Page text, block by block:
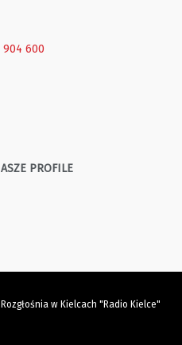
904 600
PROFILE
w Kielcach "Radio Kielce"